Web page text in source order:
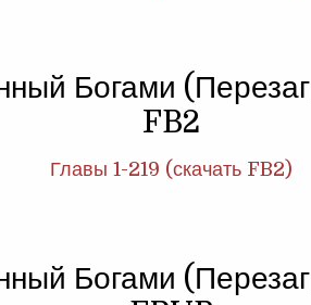
Богами
FB2
Главы 1-219 (скачать FB2)
Богами